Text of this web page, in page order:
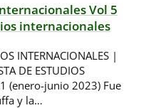
Vol 5
internacionales
INTERNACIONALES |
DE ESTUDIOS
1 (enero-junio 2023) Fue
y la…